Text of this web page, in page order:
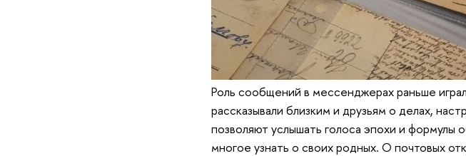
Роль сообщений в мессенджерах раньше
рассказывали близким и друзьям о делах,
позволяют услышать голоса эпохи и
многое узнать о своих родных. О почтовых